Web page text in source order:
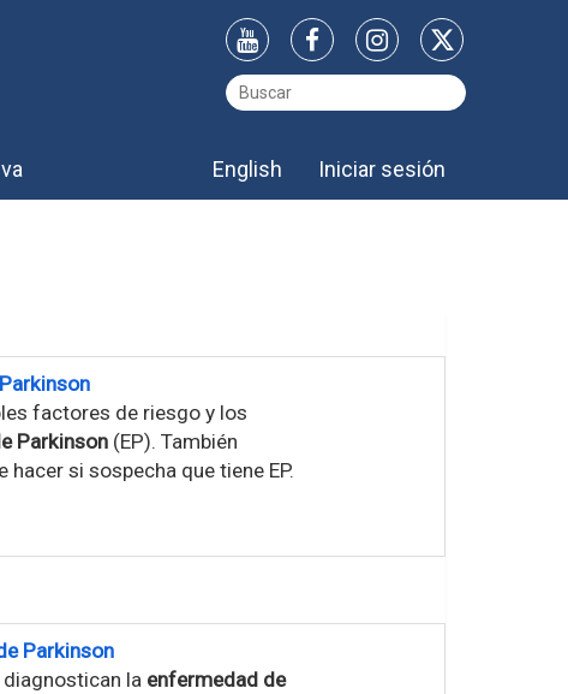
English Iniciar sesión
factores de riesgo y los
Parkinson(EP). También
si sospecha que tiene EP.
Parkinson
la enfermedad de